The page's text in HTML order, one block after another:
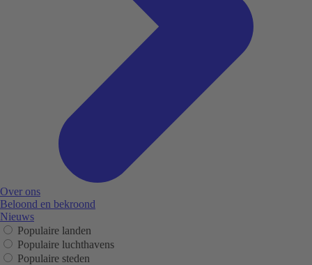
Over ons
Beloond en bekroond
Nieuws
Populaire landen
Populaire luchthavens
Populaire steden